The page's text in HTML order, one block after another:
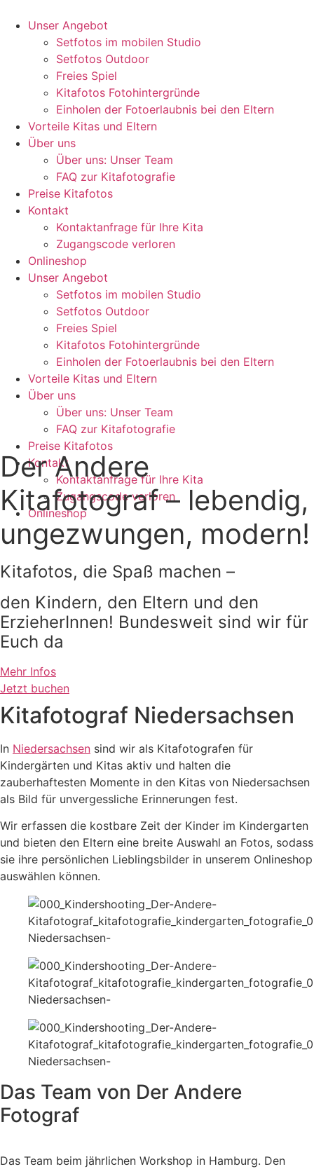
Unser Angebot
Setfotos im mobilen Studio
Setfotos Outdoor
Freies Spiel
Kitafotos Fotohintergründe
Einholen der Fotoerlaubnis bei den Eltern
Vorteile Kitas und Eltern
Über uns
Über uns: Unser Team
FAQ zur Kitafotografie
Preise Kitafotos
Kontakt
Kontaktanfrage für Ihre Kita
Zugangscode verloren
Onlineshop
Unser Angebot
Setfotos im mobilen Studio
Setfotos Outdoor
Freies Spiel
Kitafotos Fotohintergründe
Einholen der Fotoerlaubnis bei den Eltern
Vorteile Kitas und Eltern
Über uns
Über uns: Unser Team
FAQ zur Kitafotografie
Preise Kitafotos
Kontakt
Kontaktanfrage für Ihre Kita
Zugangscode verloren
Onlineshop
Der Andere
Kitafotograf – lebendig,
ungezwungen, modern!
Kitafotos, die Spaß machen –
den Kindern, den Eltern und den
ErzieherInnen! Bundesweit sind wir für
Euch da
Mehr Infos
Jetzt buchen
Kitafotograf Niedersachsen
In Niedersachsen sind wir als Kitafotografen für
Kindergärten und Kitas aktiv und halten die
zauberhaftesten Momente in den Kitas von Niedersachsen
als Bild für unvergessliche Erinnerungen fest.
Wir erfassen die kostbare Zeit der Kinder im Kindergarten
und bieten den Eltern eine breite Auswahl an Fotos, sodass
sie ihre persönlichen Lieblingsbilder in unserem Onlineshop
auswählen können.
Das Team von Der Andere
Fotograf
Das Team beim jährlichen Workshop in Hamburg. Den